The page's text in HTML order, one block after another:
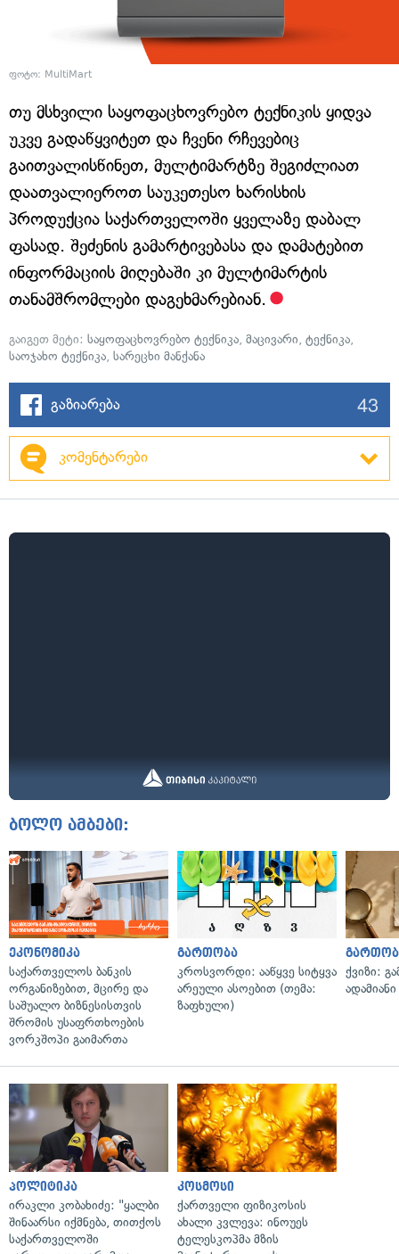
ფოტო: MultiMart
თუ მსხვილი საყოფაცხოვრებო ტექნიკის ყიდვა
უკვე გადაწყვიტეთ და ჩვენი რჩევებიც
გაითვალისწინეთ, მულტიმარტზე შეგიძლიათ
დაათვალიეროთ საუკეთესო ხარისხის
პროდუქცია საქართველოში ყველაზე დაბალ
ფასად. შეძენის გამარტივებასა და დამატებით
ინფორმაციის მიღებაში კი მულტიმარტის
თანამშრომლები დაგეხმარებიან.
გაიგეთ მეტი: საყოფაცხოვრებო ტექნიკა, მაცივარი, ტექნიკა,
საოჯახო ტექნიკა, სარეცხი მანქანა
გაზიარება 43
კომენტარები
ბოლო ამბები:
ეკონომიკა
საქართველოს ბანკის
ორგანიზებით, მცირე და
საშუალო ბიზნესისთვის
შრომის უსაფრთხოების
ვორკშოპი გაიმართა
გართობა
კროსვორდი: ააწყვე სიტყვა
არეული ასოებით (თემა:
ზაფხული)
ქვიზი:
პოლიტიკა
ირაკლი კობახიძე: "ყალბი
შინაარსი იქმნება, თითქოს
საქართველოში
კოსმოსი
ქართველი ფიზიკოსის
ახალი კვლევა: ინოუეს
ტელესკოპმა მზის